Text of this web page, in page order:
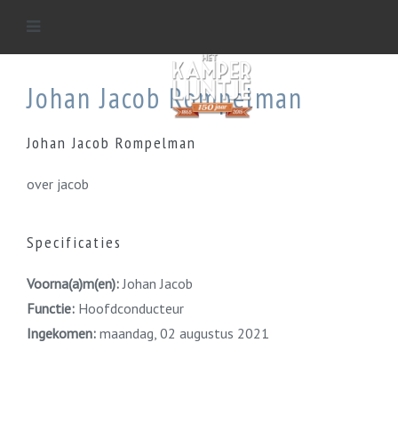
Johan Jacob Rompelman
Johan Jacob Rompelman
over jacob
Specificaties
Voorna(a)m(en):Johan Jacob
Functie: Hoofdconducteur
Ingekomen: maandag, 02 augustus 2021